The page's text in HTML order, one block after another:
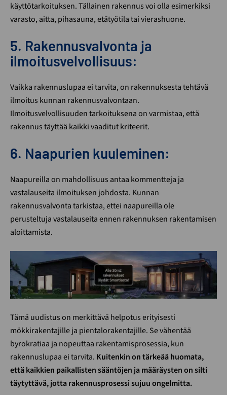
käyttötarkoituksen. Tällainen rakennus voi olla esimerkiksi
varasto, aitta, pihasauna, etätyötila tai vierashuone.
5. Rakennusvalvonta ja
ilmoitusvelvollisuus:
Vaikka rakennuslupaa ei tarvita, on rakennuksesta tehtävä
ilmoitus kunnan rakennusvalvontaan.
Ilmoitusvelvollisuuden tarkoituksena on varmistaa, että
rakennus täyttää kaikki vaaditut kriteerit.
6. Naapurien kuuleminen:
Naapureilla on mahdollisuus antaa kommentteja ja
vastalauseita ilmoituksen johdosta. Kunnan
rakennusvalvonta tarkistaa, ettei naapureilla ole
perusteltuja vastalauseita ennen rakennuksen rakentamisen
aloittamista.
Tämä uudistus on merkittävä helpotus erityisesti
mökkirakentajille ja pientalorakentajille. Se vähentää
byrokratiaa ja nopeuttaa rakentamisprosessia, kun
rakennuslupaa ei tarvita. Kuitenkin on tärkeää huomata,
että kaikkien paikallisten sääntöjen ja määräysten on silti
täytyttävä, jotta rakennusprosessi sujuu ongelmitta.